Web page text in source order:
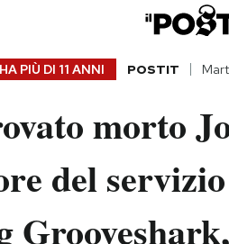
PIÙ DI 11 ANNI POSTIT
morto
del